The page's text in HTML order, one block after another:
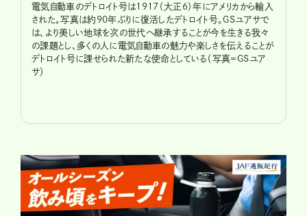
電気自動車のデトロイト号は1917（大正6）年にアメリカから輸入
された。写真は約90年ぶりに復活したデトロイト号。GSユアサで
は、より美しい地球を次の世代へ継承することが今を生きる我々
の課題とし、多くの人に電気自動車の魅力や楽しさを伝えることが
デトロイト号に課せられた新たな使命としている（写真＝GSユア
サ）